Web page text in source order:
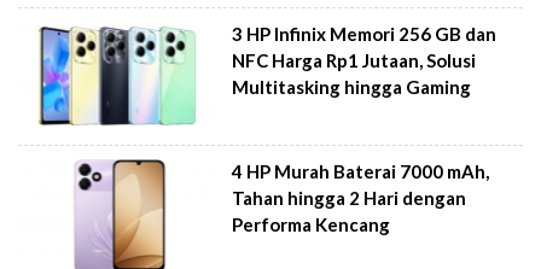
3 HP Infinix Memori 256 GB dan
NFC Harga Rp1 Jutaan, Solusi
Multitasking hingga Gaming
4 HP Murah Baterai 7000 mAh,
Tahan hingga 2 Hari dengan
Performa Kencang